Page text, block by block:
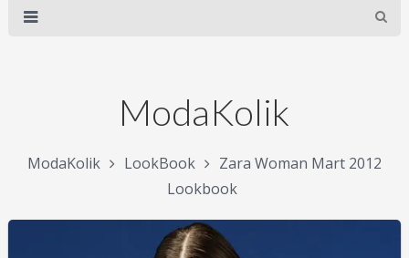
ModaKolik
ModaKolik LookBook
Zara Woman Mart 2012
Lookbook